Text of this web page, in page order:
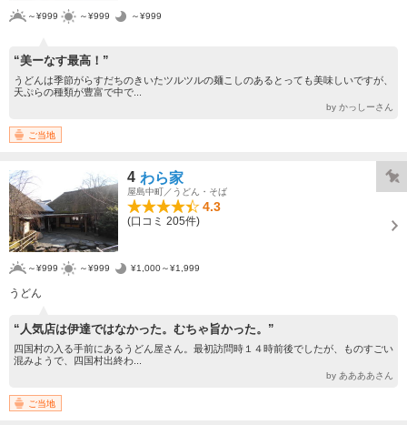
～¥999 ～¥999 ～¥999
“美ーなす最高！”
うどんは季節がらすだちのきいたツルツルの麺こしのあるとっても美味しいですが、
天ぷらの種類が豊富で中で...
by かっしーさん
ご当地
4 わら家
屋島中町／うどん・そば
4.3
(口コミ 205件)
～¥999 ～¥999 ¥1,000～¥1,999
うどん
“人気店は伊達ではなかった。むちゃ旨かった。”
四国村の入る手前にあるうどん屋さん。最初訪問時１４時前後でしたが、ものすごい
混みようで、四国村出終わ...
by ああああさん
ご当地